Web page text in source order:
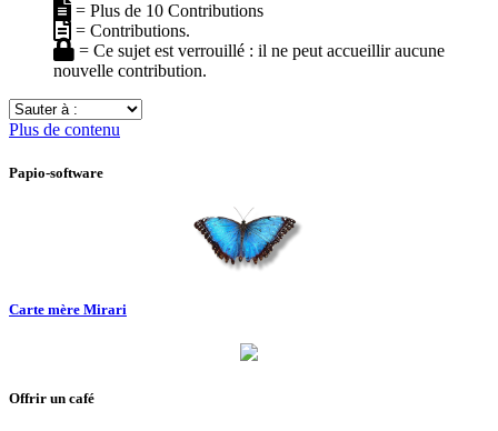
= Plus de 10 Contributions
= Contributions.
= Ce sujet est verrouillé : il ne peut accueillir aucune
nouvelle contribution.
Sauter
à
Plus de contenu
Papio-software
Carte mère Mirari
Offrir un café